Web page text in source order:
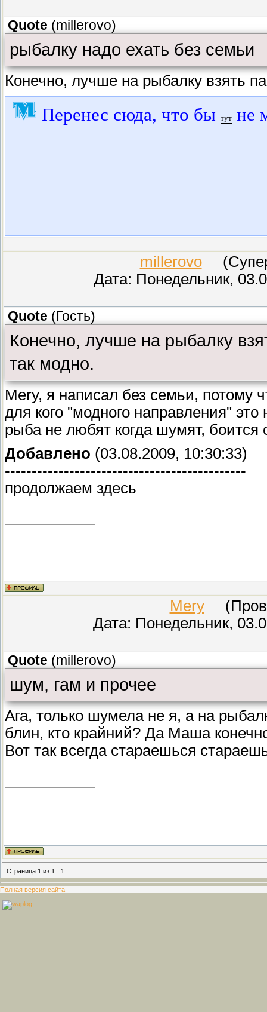
Quote (millerovo)
рыбалку надо ехать без семьи
Конечно, лучше на рыбалку взять
Перенес сюда, что бы тут не
millerovo
Дата: Понедельник,
Quote (Гость)
Конечно, лучше на рыбалку
так модно.
Mery, я написал без семьи, потому
для кого "модного направления"
рыба не любят когда шумят,
Добавлено (03.08.2009, 10:30:33)
---------------------------------------------
продолжаем здесь
Mery
Дата: Понедельник,
Quote (millerovo)
шум, гам и прочее
Ага, только шумела не я, а на
блин, кто крайний? Да Маша
Вот так всегда стараешься
Страница 1 из 1 1
Полная версия сайта